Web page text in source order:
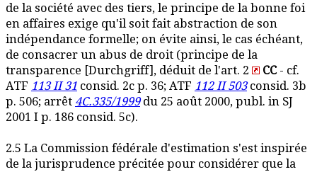
de la société avec des tiers, le principe de la bonne foi
en affaires exige qu'il soit fait abstraction de son
indépendance formelle; on évite ainsi, le cas échéant,
de consacrer un abus de droit (principe de la
transparence [Durchgriff], déduit de l'art. 2
CC- cf.
ATF 113 II 31 consid. 2c p. 36; ATF 112 II 503consid. 3b
p. 506; arrêt 4C.335/1999du 25 août 2000, publ. in SJ
2001 I p. 186 consid. 5c).
2.5 La Commission fédérale d'estimation s'est inspirée
de la jurisprudence précitée pour considérer que la